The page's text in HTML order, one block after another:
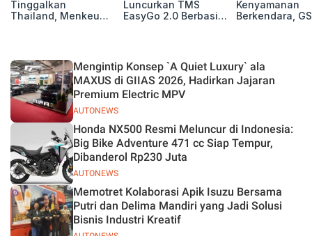
Tinggalkan
Thailand, Menkeu
Basis Produksi
ASEAN
Luncurkan TMS
EasyGo 2.0 Berbasis
Kenyamanan
Berkendara,
2026
AUTONEWS
Mengintip Konsep `A Quiet Luxury` ala
MAXUS di GIIAS 2026, Hadirkan Jajaran
Premium Electric MPV
AUTONEWS
Honda NX500 Resmi Meluncur di Indonesia:
Big Bike Adventure 471 cc Siap Tempur,
Dibanderol Rp230 Juta
Memotret Kolaborasi Apik Isuzu Bersama
Putri dan Delima Mandiri yang Jadi Solusi
Bisnis Industri Kreatif